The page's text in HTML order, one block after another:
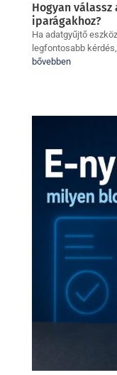
Hogyan
iparágakhoz?
Ha adatgyűjtő
legfontosabb
bővebben